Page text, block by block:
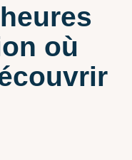
où